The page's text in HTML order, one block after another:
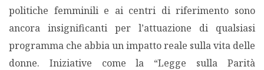
politiche femminili e ai centri di riferimento sono
ancora insignificanti per l’attuazione di qualsiasi
programma che abbia un impatto reale sulla vita delle
donne. Iniziative come la “Legge sulla Parità